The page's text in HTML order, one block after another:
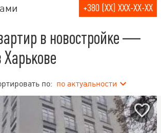
+380 (XX) XXX-XX-XX
в новостройке —
по: по актуальности